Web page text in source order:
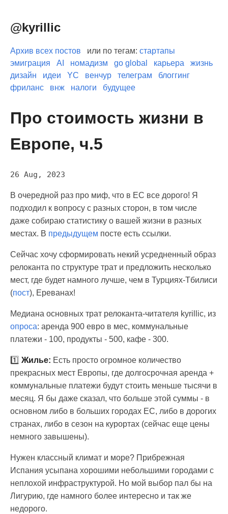
@kyrillic
Архив всех постов или по тегам: стартапы
эмиграция
AI номадизм go global карьера
жизнь
дизайн
идеи YC венчур телеграм
блоггинг
фриланс
внж налоги будущее
Про стоимость жизни в
Европе, ч.5
26 Aug, 2023
В очередной раз про миф, что в ЕС все дорого! Я
подходил к вопросу с разных сторон, в том числе
даже собираю статистику о вашей жизни в разных
местах. В предыдущем посте есть ссылки.
Сейчас хочу сформировать некий усредненный образ
релоканта по структуре трат и предложить несколько
мест, где будет намного лучше, чем в Турциях-Тбилиси
(пост), Ереванах!
Медиана основных трат релоканта-читателя kyrillic, из
опроса: аренда 900 евро в мес, коммунальные
платежи - 100, продукты - 500, кафе - 300.
1️⃣ Жилье: Есть просто огромное количество
прекрасных мест Европы, где долгосрочная аренда +
коммунальные платежи будут стоить меньше тысячи в
месяц. Я бы даже сказал, что больше этой суммы - в
основном либо в больших городах ЕС, либо в дорогих
странах, либо в сезон на курортах (сейчас еще цены
немного завышены).
Нужен классный климат и море? Прибрежная
Испания усыпана хорошими небольшими городами с
неплохой инфраструктурой. Но мой выбор пал бы на
Лигурию, где намного более интересно и так же
недорого.